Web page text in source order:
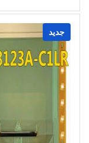
جديد